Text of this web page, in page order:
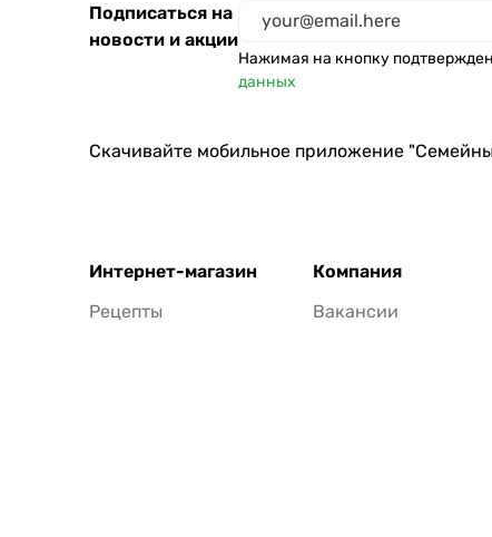
Подписаться на
новости и акции
Нажимая на кнопку
данных
Скачивайте мобильное приложение
Интернет-магазин
Рецепты
Компания
Вакансии